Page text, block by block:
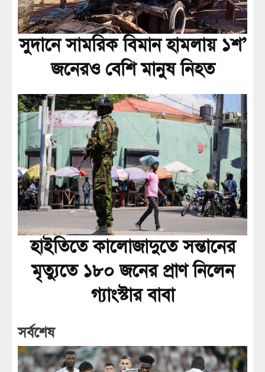
সুদানে সামরিক বিমান হামলায় ১শ’
জনেরও বেশি মানুষ নিহত
হাইতিতে কালোজাদুতে সন্তানের
মৃত্যুতে ১৮০ জনের প্রাণ নিলেন
গ্যাংস্টার বাবা
সর্বশেষ